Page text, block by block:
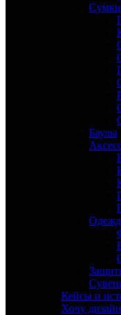
Сумки
Баулы
Кейсы и
Хочу